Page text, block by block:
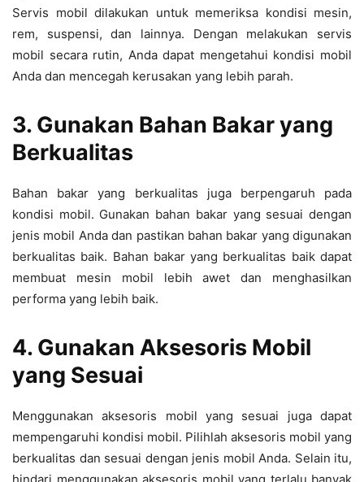
Servis mobil dilakukan untuk memeriksa kondisi mesin,
rem, suspensi, dan lainnya. Dengan melakukan servis
mobil secara rutin, Anda dapat mengetahui kondisi mobil
Anda dan mencegah kerusakan yang lebih parah.
3. Gunakan Bahan Bakar yang
Berkualitas
Bahan bakar yang berkualitas juga berpengaruh pada
kondisi mobil. Gunakan bahan bakar yang sesuai dengan
jenis mobil Anda dan pastikan bahan bakar yang digunakan
berkualitas baik. Bahan bakar yang berkualitas baik dapat
membuat mesin mobil lebih awet dan menghasilkan
performa yang lebih baik.
4. Gunakan Aksesoris Mobil
yang Sesuai
Menggunakan aksesoris mobil yang sesuai juga dapat
mempengaruhi kondisi mobil. Pilihlah aksesoris mobil yang
berkualitas dan sesuai dengan jenis mobil Anda. Selain itu,